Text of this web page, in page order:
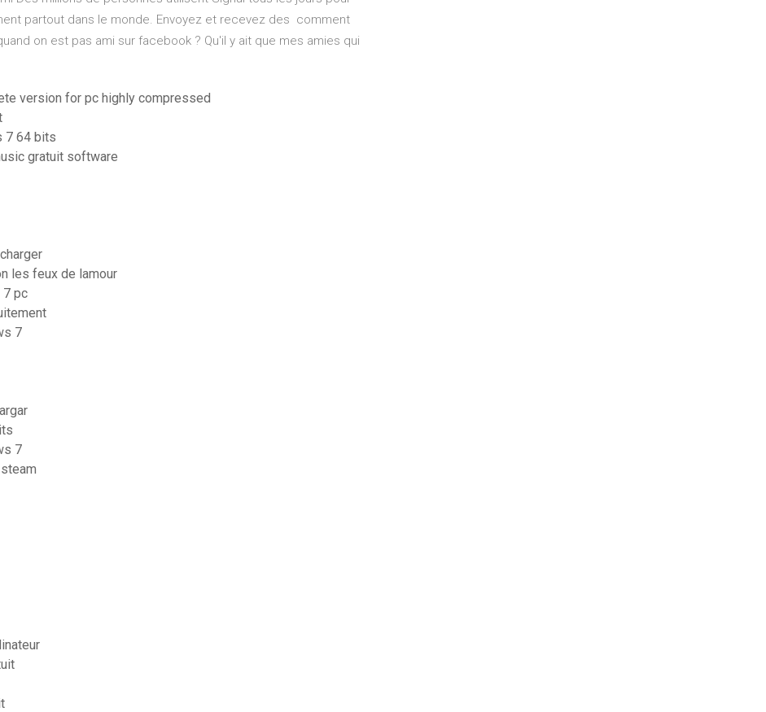
partout dans le monde. Envoyez et recevez des comment
on est pas ami sur facebook ? Qu'il y ait que mes amies qui
version for pc highly compressed
7 64 bits
gratuit software
les feux de lamour
7 pc
7
7